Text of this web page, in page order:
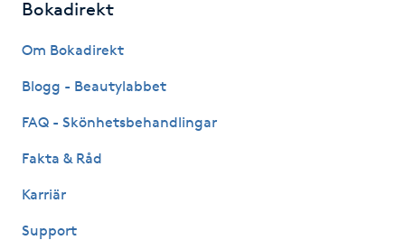
K18
Katun fransar
Keratinbehandling
Bokadirekt
Om Bokadirekt
Blogg - Beautylabbet
FAQ - Skönhetsbehandlingar
Fakta & Råd
Karriär
Support